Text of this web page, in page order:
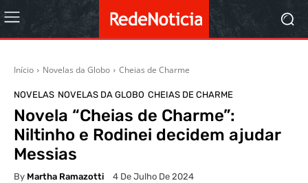
Início Novelas da Globo Cheias de Charme
NOVELAS NOVELAS DA GLOBO CHEIAS DE CHARME
Novela “Cheias de Charme”:
Niltinho e Rodinei decidem ajudar
Messias
By Martha Ramazotti 4 De Julho De 2024